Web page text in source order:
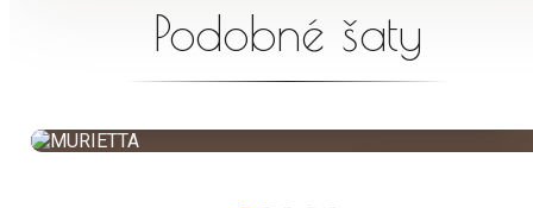
Podobné šaty
MURIETTA